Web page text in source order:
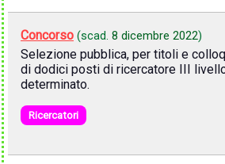
Concorso (scad. 8 dicembre 2022)
Selezione pubblica, per titoli e
di dodici posti di ricercatore III
determinato.
Ricercatori